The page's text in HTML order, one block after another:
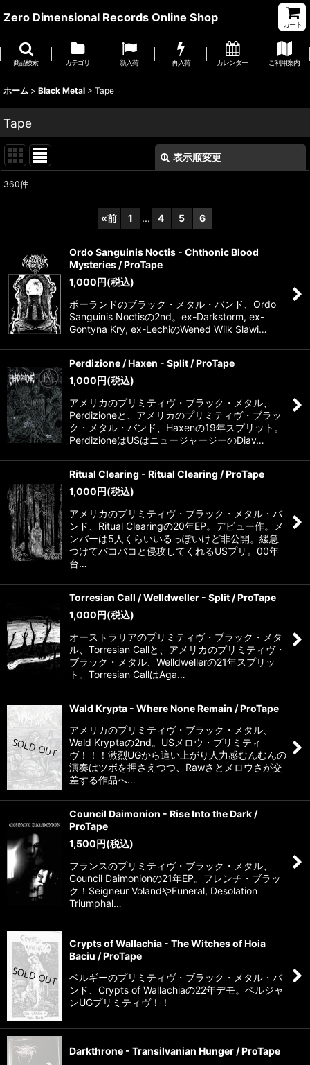
Zero Dimensional Records Online Shop
カート
商品検索 カテゴリ 新入荷 再入荷 カレンダー ご利用案内
ホーム > Black Metal > Tape
Tape
表示順変更
絞り込む
360件
«前 1 ... 4 5 6
Ordo Sanguinis Noctis - Chthonic Blood
Mysteries / ProTape
1,000円(税込)
ポーランドのブラック・メタル・バンド、Ordo
Sanguinis Noctisの2nd。ex-Darkstorm, ex-
Gontyna Kry, ex-LechiのWened Wilk Slawi…
Perdizione / Haxen - Split / ProTape
1,000円(税込)
アメリカのプリミティヴ・ブラック・メタル、
Perdizioneと、アメリカのプリミティヴ・ブラッ
ク・メタル・バンド、Haxenの19年スプリット。
PerdizioneはUSはニュージャージーのDiav…
Ritual Clearing - Ritual Clearing / ProTape
1,000円(税込)
アメリカのプリミティヴ・ブラック・メタル・バ
ンド、Ritual Clearingの20年EP。デビュー作。メ
ンバーは5人くらいいるっぽいけど非公開。緩急
つけてバコバコと侵攻してくれるUSプリ。00年
台…
Torresian Call / Welldweller - Split / ProTape
1,000円(税込)
オーストラリアのプリミティヴ・ブラック・メタ
ル、Torresian Callと、アメリカのプリミティヴ・
ブラック・メタル、Welldwellerの21年スプリッ
ト。Torresian CallはAga…
Wald Krypta - Where None Remain / ProTape
アメリカのプリミティヴ・ブラック・メタル、
Wald Kryptaの2nd。USメロウ・プリミティ
ヴ！！！激烈UGから這い上がり人力感むんむんの
演奏はツボを押さえつつ、Rawさとメロウさが交
差する作品へ…
Council Daimonion - Rise Into the Dark /
ProTape
1,500円(税込)
フランスのプリミティヴ・ブラック・メタル、
Council Daimonionの21年EP。フレンチ・ブラッ
ク！Seigneur VolandやFuneral, Desolation
Triumphal…
Crypts of Wallachia - The Witches of Hoia
Baciu / ProTape
ベルギーのプリミティヴ・ブラック・メタル・バ
ンド、Crypts of Wallachiaの22年デモ。ベルジャ
ンUGプリミティヴ！！
Darkthrone - Transilvanian Hunger / ProTape